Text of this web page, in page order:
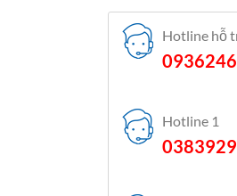
Hotline hỗ
Hotline 1